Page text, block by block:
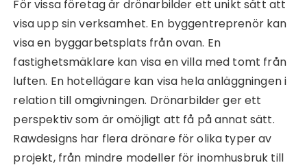
För vissa företag är drönarbilder ett unikt sätt att
visa upp sin verksamhet. En byggentreprenör kan
visa en byggarbetsplats från ovan. En
fastighetsmäklare kan visa en villa med tomt från
luften. En hotellägare kan visa hela anläggningen i
relation till omgivningen. Drönarbilder ger ett
perspektiv som är omöjligt att få på annat sätt.
Rawdesigns har flera drönare för olika typer av
projekt, från mindre modeller för inomhusbruk till